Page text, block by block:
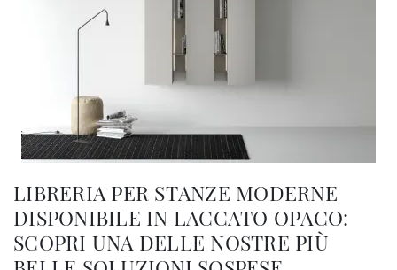
LIBRERIA PER STANZE MODERNE
DISPONIBILE IN LACCATO OPACO:
SCOPRI UNA DELLE NOSTRE PIÙ